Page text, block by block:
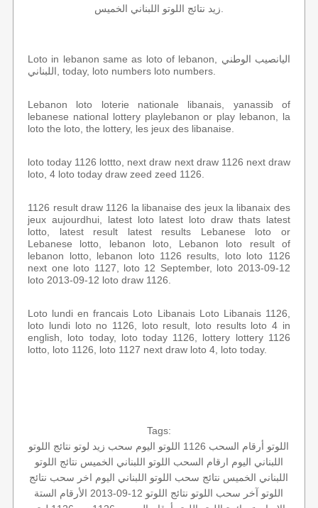
Loto in lebanon same as loto of lebanon, اليانصيب الوطني
اللبناني, today, loto numbers loto numbers.
Lebanon loto loterie nationale libanais, yanassib of
lebanese national lottery playlebanon or play lebanon, la
loto the loto, the lottery, les jeux des libanaise.
loto today 1126 lottto, next draw next draw 1126 next draw
loto, 4 loto today draw zeed zeed 1126.
1126 result draw 1126 la libanaise des jeux la libanaix des
jeux aujourdhui, latest loto latest loto draw thats latest
lotto, latest result latest results Lebanese loto or
Lebanese lotto, lebanon loto, Lebanon loto result of
lebanon lotto, lebanon loto 1126 results, loto loto 1126
next one loto 1127, loto 12 September, loto 2013-09-12
loto 2013-09-12 loto draw 1126.
Loto lundi en francais Loto Libanais Loto Libanais 1126,
loto lundi loto no 1126, loto result, loto results loto 4 in
english, loto today, loto today 1126, lottery lottery 1126
lotto, loto 1126, loto 1127 next draw loto 4, loto today.
Tags:
اللوتو أرقام السحب 1126
اللوتو اليوم سحب زيد لوتو نتائج اللوتو
اللبناني اليوم ارقام السحب اللوتو اللبناني الخميس نتائج اللوتو
اللبناني الخميس نتائج سحب اللوتو اللبناني اليوم اخر سحب نتائج
اللوتو آخر سحب اللوتو نتائج اللوتو 12-09-2013
الأرقام الستة